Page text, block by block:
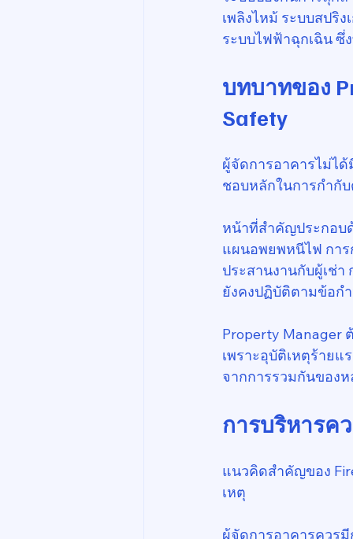
เพลิงไหม้ ระบบสปริ
ระบบไฟฟ้าฉุกเฉิน ซึ่
บทบาทของ
Safety
ผู้จัดการอาคารไม่ไ
ชอบหลักในการกำกั
หน้าที่สำคัญประกอบ
แผนอพยพหนีไฟ การ
ประสานงานกับผู้เช่
ยังคงปฏิบัติตามข้อก
Property Manager
เพราะอุบัติเหตุร้ายแ
จากการรวมกันของ
การบริหารค
แนวคิดสำคัญของ
เหตุ
ผู้จัดการอาคารควรมี